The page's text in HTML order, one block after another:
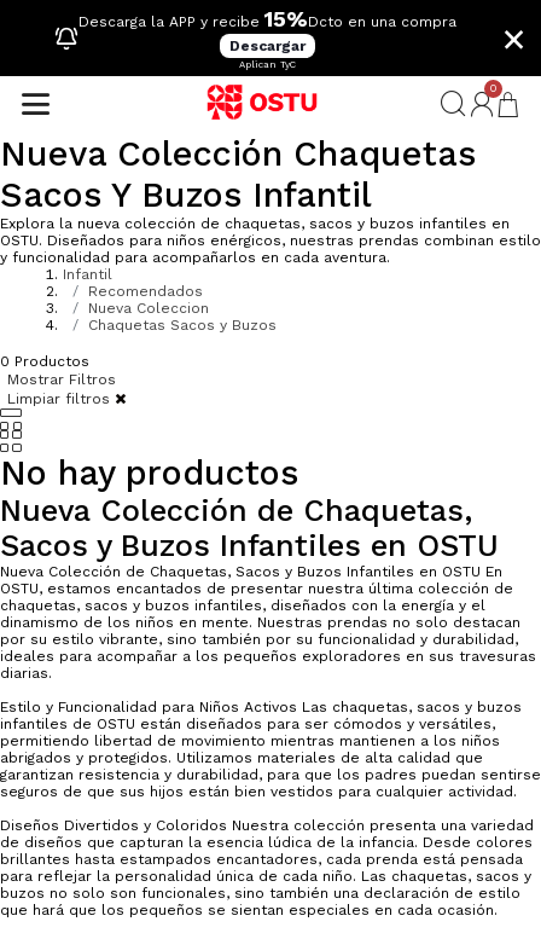
Descarga la APP y recibe 15%Dcto en una compra
Descargar
Aplican TyC
×
0
Nueva Colección Chaquetas
Sacos Y Buzos Infantil
Explora la nueva colección de chaquetas, sacos y buzos infantiles en
OSTU. Diseñados para niños enérgicos, nuestras prendas combinan estilo
y funcionalidad para acompañarlos en cada aventura.
Infantil
Recomendados
Nueva Coleccion
Chaquetas Sacos y Buzos
0 Productos
Mostrar Filtros
Limpiar filtros
No hay productos
Nueva Colección de Chaquetas,
Sacos y Buzos Infantiles en OSTU
Nueva Colección de Chaquetas, Sacos y Buzos Infantiles en OSTU En
OSTU, estamos encantados de presentar nuestra última colección de
chaquetas, sacos y buzos infantiles, diseñados con la energía y el
dinamismo de los niños en mente. Nuestras prendas no solo destacan
por su estilo vibrante, sino también por su funcionalidad y durabilidad,
ideales para acompañar a los pequeños exploradores en sus travesuras
diarias.
Estilo y Funcionalidad para Niños Activos Las chaquetas, sacos y buzos
infantiles de OSTU están diseñados para ser cómodos y versátiles,
permitiendo libertad de movimiento mientras mantienen a los niños
abrigados y protegidos. Utilizamos materiales de alta calidad que
garantizan resistencia y durabilidad, para que los padres puedan sentirse
seguros de que sus hijos están bien vestidos para cualquier actividad.
Diseños Divertidos y Coloridos Nuestra colección presenta una variedad
de diseños que capturan la esencia lúdica de la infancia. Desde colores
brillantes hasta estampados encantadores, cada prenda está pensada
para reflejar la personalidad única de cada niño. Las chaquetas, sacos y
buzos no solo son funcionales, sino también una declaración de estilo
que hará que los pequeños se sientan especiales en cada ocasión.